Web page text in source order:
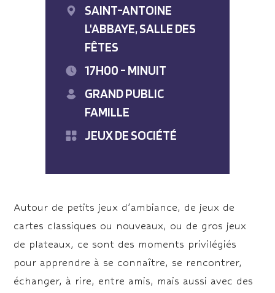
Autour de petits jeux d’ambiance, de jeux de
cartes classiques ou nouveaux, ou de gros jeux
de plateaux, ce sont des moments privilégiés
pour apprendre à se connaître, se rencontrer,
échanger, à rire, entre amis, mais aussi avec des
SAINT-ANTOINE
L'ABBAYE, SALLE DES
FÊTES
17H00 - MINUIT
GRAND PUBLIC
FAMILLE
JEUX DE SOCIÉTÉ